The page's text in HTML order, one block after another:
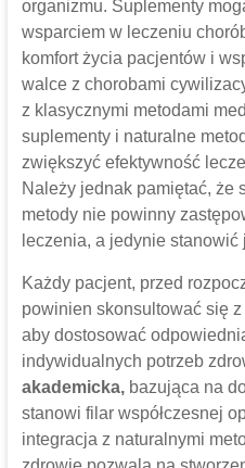
organizmu. Suplementy
wsparciem w leczeniu
komfort życia pacjentów i
walce z chorobami
z klasycznymi metodami
suplementy i naturalne
zwiększyć efektywność
Należy jednak pamiętać, że
metody nie powinny
leczenia, a jedynie stanowić
Każdy pacjent, przed
powinien skonsultować się
aby dostosować
indywidualnych potrzeb
akademicka,bazująca na
stanowi filar współczesnej
integracja z naturalnymi